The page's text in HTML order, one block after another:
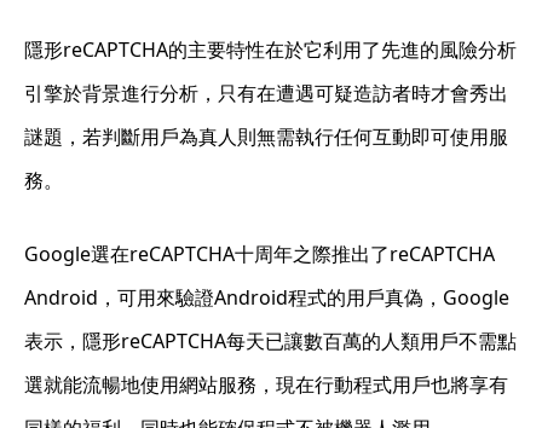
隱形reCAPTCHA的主要特性在於它利用了先進的風險分析
引擎於背景進行分析，只有在遭遇可疑造訪者時才會秀出
謎題，若判斷用戶為真人則無需執行任何互動即可使用服
務。
Google選在reCAPTCHA十周年之際推出了reCAPTCHA
Android，可用來驗證Android程式的用戶真偽，Google
表示，隱形reCAPTCHA每天已讓數百萬的人類用戶不需點
選就能流暢地使用網站服務，現在行動程式用戶也將享有